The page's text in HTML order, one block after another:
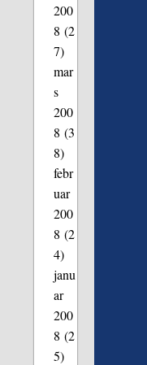
200
8 (2
7)
mar
s
200
8 (3
8)
febr
uar
200
8 (2
4)
janu
ar
200
8 (2
5)